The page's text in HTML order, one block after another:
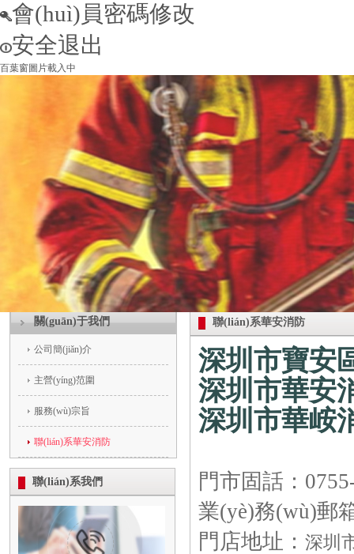
會(huì)員密碼修改
安全退出
百葉窗圖片載入中
關(guān)于我們
公司簡(jiǎn)介
主營(yíng)范圍
服務(wù)宗旨
聯(lián)系華安消防
聯(lián)系我們
聯(lián)系華安消防
深圳市寶安
深圳市華安
深圳市華峖
門市固話：
業(yè)務(wù)郵
門店地址： 深圳